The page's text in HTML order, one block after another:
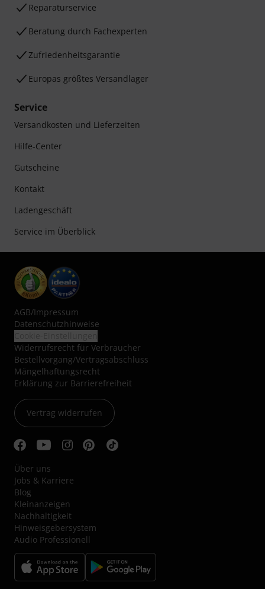
Reparaturservice
Beratung durch Fachexperten
Zufriedenheitsgarantie
Europas größtes Versandlager
Service
Versandkosten und Lieferzeiten
Hilfe-Center
Gutscheine
Kontakt
Ladengeschäft
Service im Überblick
AGB/Impressum
Datenschutzhinweise
Widerrufsrecht für Verbraucher
Bestellvorgang/Vertragsabschluss
Mängelhaftungsrecht
Erklärung zur Barrierefreiheit
Vertrag widerrufen
Über uns
Jobs & Karriere
Blog
Kleinanzeigen
Nachhaltigkeit
Hinweisgebersystem
Audio Professionell